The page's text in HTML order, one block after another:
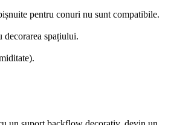
pentru conuri nu sunt compatibile.
decorarea spațiului.